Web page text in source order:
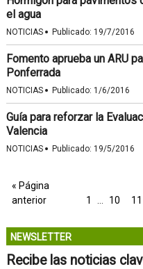
el agua
NOTICIAS · Publicado: 19/7/2016
Fomento aprueba un ARU
Ponferrada
NOTICIAS · Publicado: 1/6/2016
Guía para reforzar la
Valencia
NOTICIAS · Publicado: 19/5/2016
« Página
anterior
1 10 11
NEWSLETTER
Recibe las noticias